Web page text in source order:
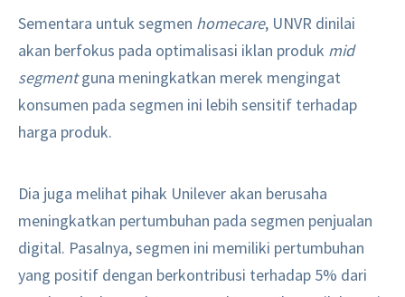
Sementara untuk segmen homecare, UNVR dinilai
akan berfokus pada optimalisasi iklan produk mid
segmentguna meningkatkan merek mengingat
konsumen pada segmen ini lebih sensitif terhadap
harga produk.
Dia juga melihat pihak Unilever akan berusaha
meningkatkan pertumbuhan pada segmen penjualan
digital. Pasalnya, segmen ini memiliki pertumbuhan
yang positif dengan berkontribusi terhadap 5% dari